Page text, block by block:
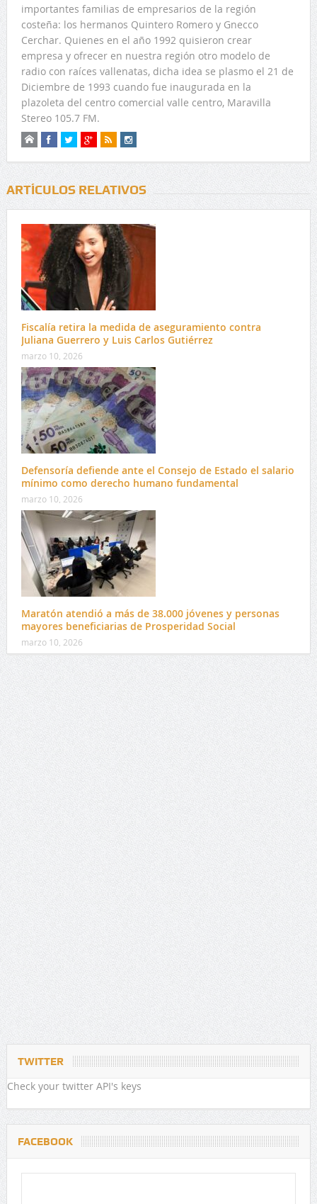
importantes familias de empresarios de la región
costeña: los hermanos Quintero Romero y Gnecco
Cerchar. Quienes en el año 1992 quisieron crear
empresa y ofrecer en nuestra región otro modelo de
radio con raíces vallenatas, dicha idea se plasmo el 21 de
Diciembre de 1993 cuando fue inaugurada en la
plazoleta del centro comercial valle centro, Maravilla
Stereo 105.7 FM.
ARTÍCULOS RELATIVOS
Fiscalía retira la medida de aseguramiento contra
Juliana Guerrero y Luis Carlos Gutiérrez
marzo 10, 2026
Defensoría defiende ante el Consejo de Estado el salario
mínimo como derecho humano fundamental
marzo 10, 2026
Maratón atendió a más de 38.000 jóvenes y personas
mayores beneficiarias de Prosperidad Social
marzo 10, 2026
TWITTER
Check your twitter API's keys
FACEBOOK